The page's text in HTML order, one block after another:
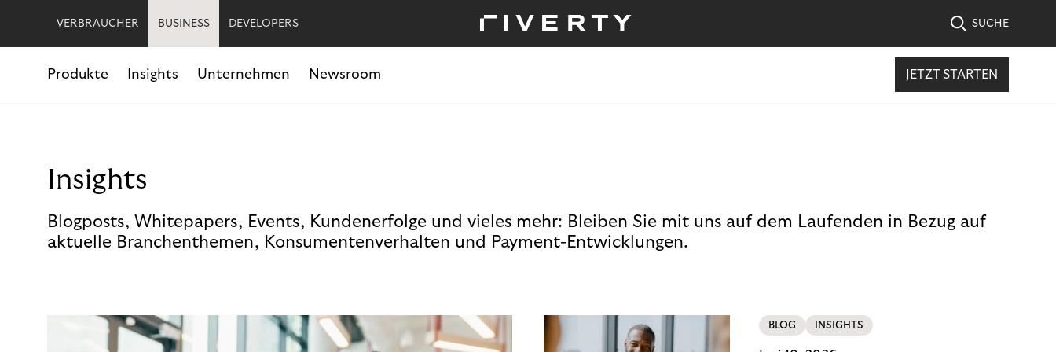
VERBRAUCHER BUSINESS DEVELOPERS SUCHE
Produkte Insights Unternehmen Newsroom JETZT STARTEN
Insights
Blogposts, Whitepapers, Events, Kundenerfolge und vieles mehr: Bleiben Sie mit uns auf dem Laufenden in Bezug auf
aktuelle Branchenthemen, Konsumentenverhalten und Payment-Entwicklungen.
BLOG INSIGHTS